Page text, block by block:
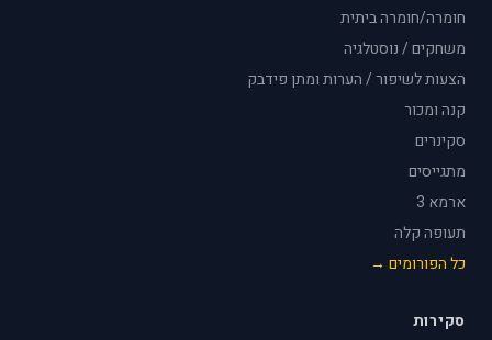
חומרה/חומרה ביתית
משחקים / נוסטלגיה
הצעות לשיפור / הערות ומתן פידבק
קנה ומכור
סקינרים
מתגייסים
ארמא 3
תעופה קלה
כל הפורומים →
סקירות